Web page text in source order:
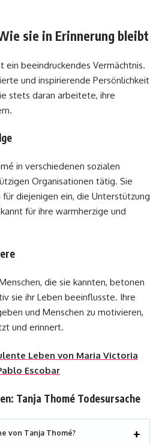
sie in Erinnerung bleibt
ein beeindruckendes Vermächtnis.
und inspirierende Persönlichkeit
stets daran arbeitete, ihre
in verschiedenen sozialen
Organisationen tätig. Sie
diejenigen ein, die Unterstützung
für ihre warmherzige und
die sie kannten, betonen
sie ihr Leben beeinflusste. Ihre
und Menschen zu motivieren,
und erinnert.
Leben von Maria Victoria
Escobar
Tanja Thomé Todesursache
von Tanja Thomé?